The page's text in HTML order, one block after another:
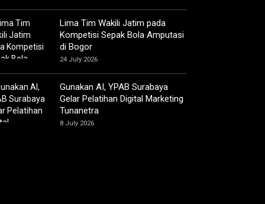
Lima Tim Wakili Jatim pada
Kompetisi Sepak Bola Amputasi
di Bogor
24 July 2026
Gunakan AI, YPAB Surabaya
Gelar Pelatihan Digital Marketing
Tunanetra
8 July 2026